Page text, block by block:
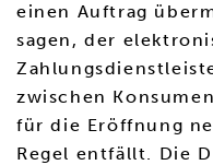
einen Auftrag
sagen, der
zwischen
für die Eröffnung
Regel entfällt. Die